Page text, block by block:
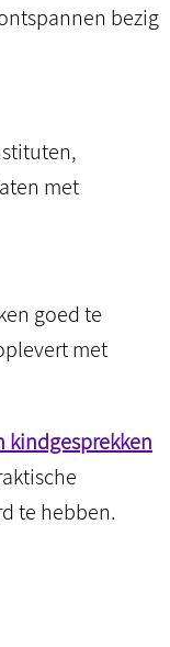
bezig
met
goed te
met
kindgesprekken
te hebben.